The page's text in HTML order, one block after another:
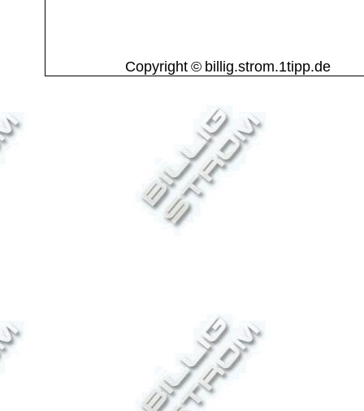
Copyright © billig.strom.1tipp.de